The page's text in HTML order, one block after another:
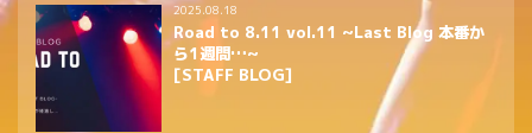
2025.08.18
Road to 8.11 vol.11 ~Last Blog 本番か
ら1週間…~
[STAFF BLOG]